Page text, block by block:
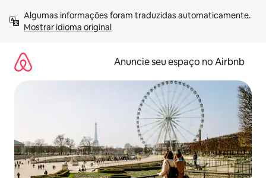
para
Mostrar idioma original
Anuncie seu espaço no Airbnb